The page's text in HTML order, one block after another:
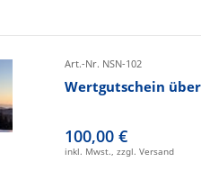
Art.-Nr. NSN-102
Wertgutschein
100,00 €
inkl. Mwst., zzgl. Versand